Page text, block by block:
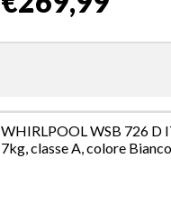
WHIRLPOOL WSB 726 D
7kg, classe A, colore